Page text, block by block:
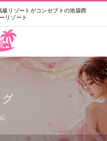
級リゾートがコンセプトの池袋西
リゾート
グ